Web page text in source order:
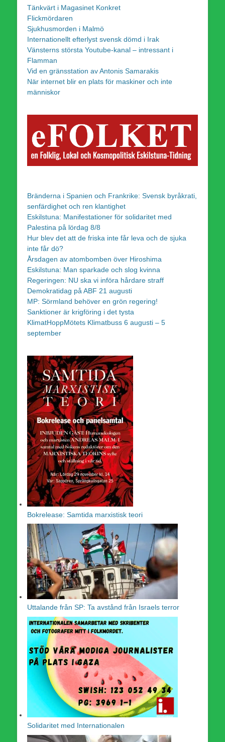
Tänkvärt i Magasinet Konkret
Flickmördaren
Sjukhusmorden i Malmö
Internationellt efterlyst svensk dömd i Irak
Vänsterns största Youtube-kanal – intressant i
Flamman
Vid en gränsstation av Antonis Samarakis
När internet blir en plats för maskiner och inte
människor
Bränderna i Spanien och Frankrike: Svensk byråkrati,
senfärdighet och ren klantighet
Eskilstuna: Manifestationer för solidaritet med
Palestina på lördag 8/8
Hur blev det att de friska inte får leva och de sjuka
inte får dö?
Årsdagen av atombomben över Hiroshima
Eskilstuna: Man sparkade och slog kvinna
Regeringen: NU ska vi införa hårdare straff
Demokratidag på ABF 21 augusti
MP: Sörmland behöver en grön regering!
Sanktioner är krigföring i det tysta
KlimatHoppMötets Klimatbuss 6 augusti – 5
september
Bokrelease: Samtida marxistisk teori
Uttalande från SP: Ta avstånd från Israels terror
Solidaritet med Internationalen